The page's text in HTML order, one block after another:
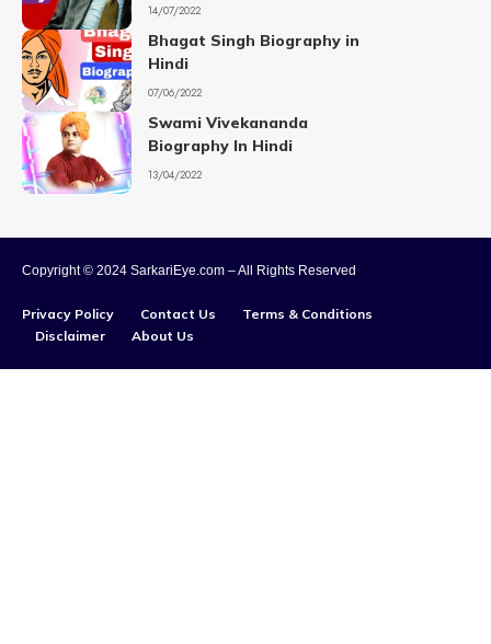
14/07/2022
Bhagat Singh Biography in
Hindi
07/06/2022
Swami Vivekananda
Biography In Hindi
13/04/2022
Copyright © 2024 SarkariEye.com – All Rights Reserved
Privacy Policy Contact Us
Terms & Conditions
Disclaimer
About Us